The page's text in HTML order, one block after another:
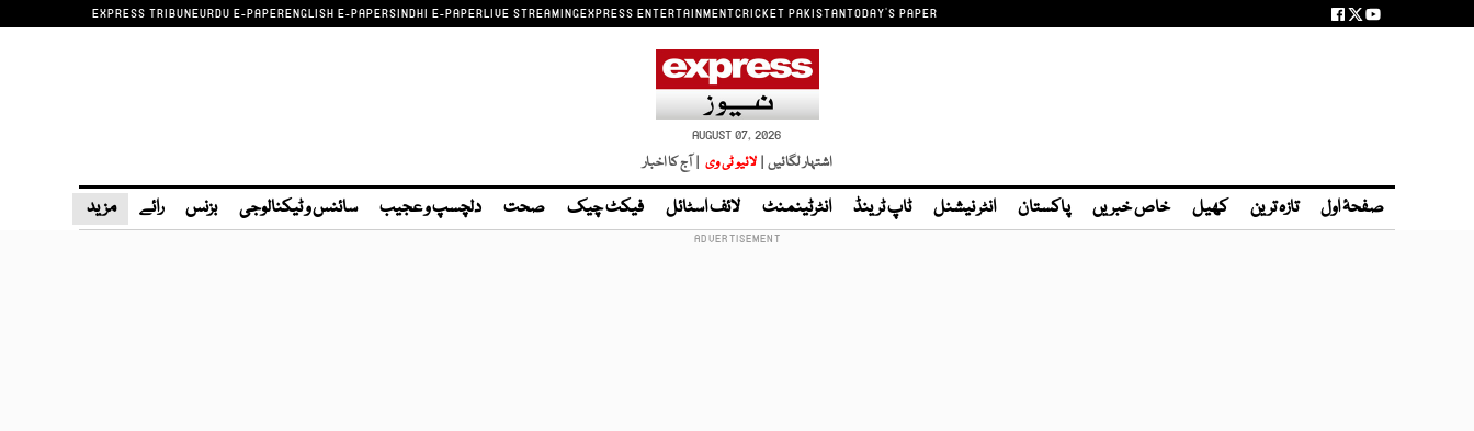
EXPRESS TRIBUNEURDU E-PAPERENGLISH E-PAPERSINDHI E-PAPERLIVE STREAMINGEXPRESS ENTERTAINMENTCRICKET PAKISTANTODAY'S PAPER
AUGUST 07, 2026
اشتہار لگائیں | لائیو ٹی وی | آج کا اخبار
صفحۂ اول تازہ ترین کھیل خاص خبریں پاکستان انٹر نیشنل ٹاپ ٹرینڈ انٹرٹینمنٹ لائف اسٹائل فیکٹ چیک صحت دلچسپ و عجیب سائنس و ٹیکنالوجی بزنس رائے مزید